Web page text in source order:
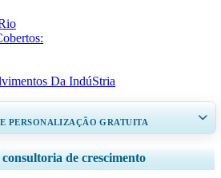
Da IndúStria
PERSONALIZAÇÃO GRATUITA
e por país, Análise de segmentos, Perfis de
competitivo, e insights sobre o usuário final.
de crescimento